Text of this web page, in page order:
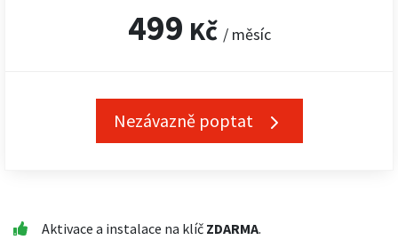
499 Kč / měsíc
Nezávazně poptat
Aktivace a instalace na klíč ZDARMA.